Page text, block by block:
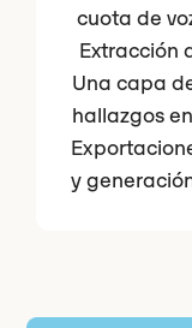
cuota de
Extracción
Una capa
hallazgos
y